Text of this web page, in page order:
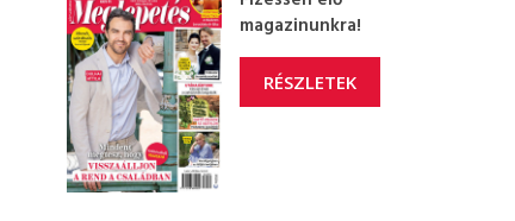
magazinunkra!
RÉSZLETEK